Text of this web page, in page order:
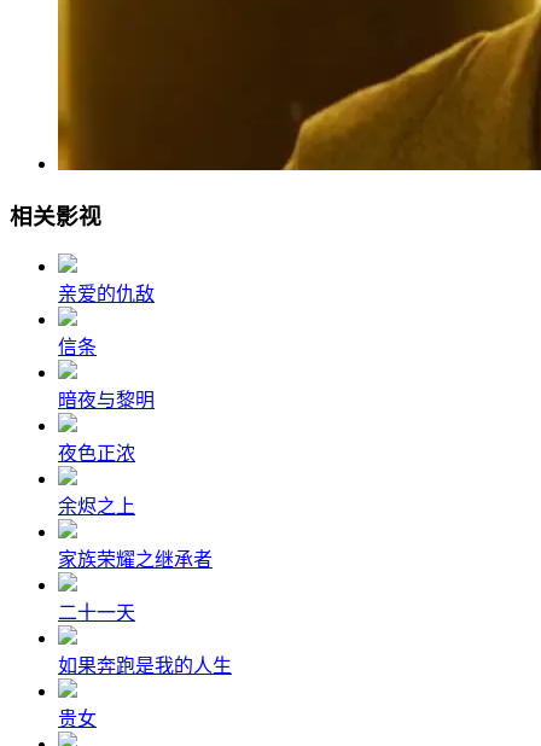
相关影视
亲爱的仇敌
信条
暗夜与黎明
夜色正浓
余烬之上
家族荣耀之继承者
二十一天
如果奔跑是我的人生
贵女